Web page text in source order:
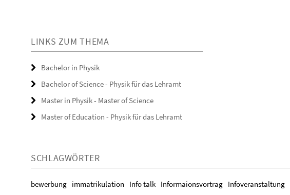
LINKS ZUM THEMA
Bachelor in Physik
Bachelor of Science - Physik für das Lehramt
Master in Physik - Master of Science
Master of Education - Physik für das Lehramt
SCHLAGWÖRTER
bewerbung immatrikulation Info talk Informaionsvortrag Infoveranstaltung